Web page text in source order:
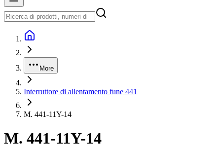
More
Interruttore di allentamento fune 441
M. 441-11Y-14
M. 441-11Y-14